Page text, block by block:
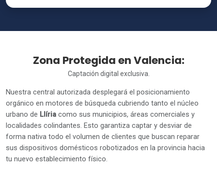
Zona Protegida en Valencia:
Captación digital exclusiva.
Nuestra central autorizada desplegará el posicionamiento
orgánico en motores de búsqueda cubriendo tanto el núcleo
urbano de Llíria como sus municipios, áreas comerciales y
localidades colindantes. Esto garantiza captar y desviar de
forma nativa todo el volumen de clientes que buscan reparar
sus dispositivos domésticos robotizados en la provincia hacia
tu nuevo establecimiento físico.